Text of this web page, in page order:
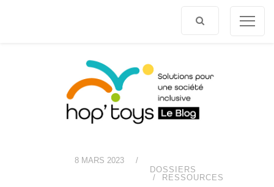
8 MARS 2023
/
DOSSIERS
RESSOURCES